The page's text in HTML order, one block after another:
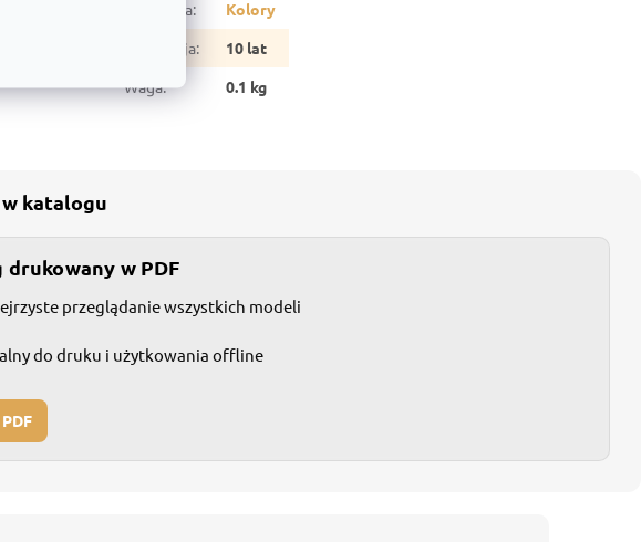
Kategoria:
Kolory
Gwarancja:
10 lat
Waga: 0.1 kg
katalogu
drukowany w PDF
przeglądanie wszystkich modeli
do druku i użytkowania offline